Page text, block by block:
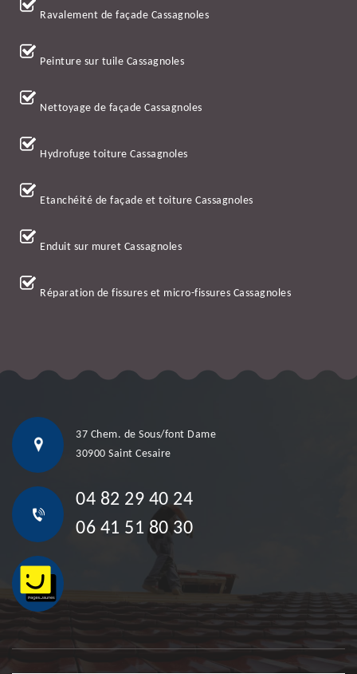
Ravalement de façade Cassagnoles
Peinture sur tuile Cassagnoles
Nettoyage de façade Cassagnoles
Hydrofuge toiture Cassagnoles
Etanchéité de façade et toiture Cassagnoles
Enduit sur muret Cassagnoles
Réparation de fissures et micro-fissures Cassagnoles
37 Chem. de Sous/font Dame
30900 Saint Cesaire
04 82 29 40 24
06 41 51 80 30